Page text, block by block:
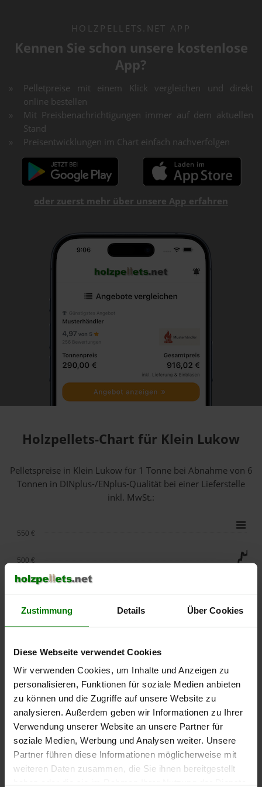
Zustimmung Details Über Cookies
Diese Webseite verwendet Cookies
Wir verwenden Cookies, um Inhalte und Anzeigen zu
personalisieren, Funktionen für soziale Medien anbieten
zu können und die Zugriffe auf unsere Website zu
analysieren. Außerdem geben wir Informationen zu Ihrer
Verwendung unserer Website an unsere Partner für
soziale Medien, Werbung und Analysen weiter. Unsere
Partner führen diese Informationen möglicherweise mit
weiteren Daten zusammen, die Sie ihnen bereitgestellt
HOLZPELLETS.NET APP
Kennen Sie schon unsere kostenlose
App?
Pelletpreise mit einem Klick vergleichen und direkt
online bestellen
Mit Preisbenachrichtigungen immer auf dem aktuellen
Stand
Preisentwicklungen im Chart einfach nachverfolgen
oder zuerst mehr über unsere App erfahren
Holzpellets-Chart für Klein Lukow
Pelletspreise in Klein Lukow für 1 Tonne bei Abnahmevon 6
Tonnen in DINplus-/ENplus-Qualität bei einer Lieferstelle
inkl. MwSt.:
lose Ware Sackware
September
2025
Januar
2026
Mai
2026
250 €
300 €
400 €
500 €
550 €
Die aktuelle Preisentwicklung für Holzpellets in Deutschland
können Sie jederzeit auf unsererPelletspreise-Seite